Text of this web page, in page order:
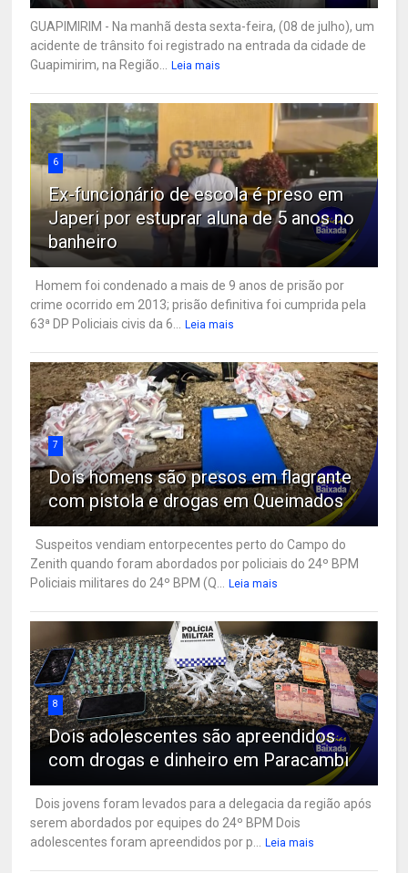
GUAPIMIRIM - Na manhã desta sexta-feira, (08 de julho), um
acidente de trânsito foi registrado na entrada da cidade de
Guapimirim, na Região...
Leia mais
6
Ex-funcionário de escola é preso em
Japeri por estuprar aluna de 5 anos no
banheiro
Homem foi condenado a mais de 9 anos de prisão por
crime ocorrido em 2013; prisão definitiva foi cumprida pela
63ª DP Policiais civis da 6...
Leia mais
7
Dois homens são presos em flagrante
com pistola e drogas em Queimados
Suspeitos vendiam entorpecentes perto do Campo do
Zenith quando foram abordados por policiais do 24º BPM
Policiais militares do 24º BPM (Q...
Leia mais
8
Dois adolescentes são apreendidos
com drogas e dinheiro em Paracambi
Dois jovens foram levados para a delegacia da região após
serem abordados por equipes do 24º BPM Dois
adolescentes foram apreendidos por p...
Leia mais